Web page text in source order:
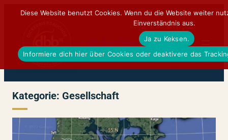
DickerBierBauchDE
Kategorie: Gesellschaft
Diese Website benutzt Cookies. Wenn du die Website weiter
Einverständnis aus.
Ja zu Keksen.
Informiere dich hier über Cookies oder deaktivere das